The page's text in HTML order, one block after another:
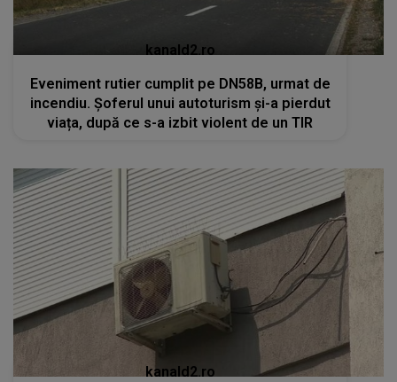
kanald2.ro
Eveniment rutier cumplit pe DN58B, urmat de
incendiu. Șoferul unui autoturism și-a pierdut
viața, după ce s-a izbit violent de un TIR
kanald2.ro